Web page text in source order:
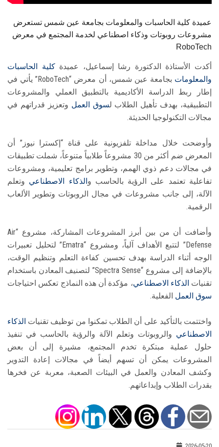
عميدة كلية الحاسبات والمعلومات بجامعة عين شمس تستعرض
مشروعات روبوتات وذكاء اصطناعي لخدمة المجتمع في معرض
RoboTech
أكدت الأستاذة الدكتورة رشا إسماعيل، عميدةكلية الحاسبات
والمعلومات
بجامعة عين شمس، أن معرض “RoboTech” يأتي في
إطار ربط الدراسة الأكاديمية بالتطبيق العملي والمشروعات
التطبيقية، بهدف تأهيل الطلاب لسوق العمل وتعزيز قدراتهم في
مجالات التكنولوجيا الحديثة.
وأوضحت خلال مداخلة تلفزيونية على قناة “إكسترا نيوز” أن
المعرض ضم أكثر من 30 مشروعاً طلابياً متنوعاً، شملت تطبيقات
في مجالات دعم ذوي الهمم، وتطوير برامج تعليمية، ومشروعات
تفاعلية تعتمد على الرؤية بالحاسب والذكاء الاصطناعي وتعلم
الآلة، إلى جانب مشروعات في مجال الروبوتات وتطوير الألعاب
الرقمية.
وأضافت أن من بين أبرز المشروعات المشاركة، مشروع “Air
Defense” لتتبع الأهداف آلياً، ومشروع “Ematra” لتحليل تعبيرات
الوجه أثناء الدراسة بهدف تحسين كفاءة التعلم وتنظيم الوقت،
بالإضافة إلى مشروع “Spectra Sense” لتصنيف المعادن باستخدام
تقنيات الذكاء الاصطناعي، مؤكدة أن هذه النماذج تعكس احتياجات
سوق العمل الفعلية.
واختتمت بالتأكيد على أن الطلاب تمكنوا من توظيف تقنيات الذكاء
الاصطناعي والروبوتات وتعلم الآلة والرؤية بالحاسب في تنفيذ
حلول عملية مبتكرة تخدم المجتمع، مشيرة إلى أن بعض
المشروعات يمكن أن تسهم أيضاً في مجالات إعادة التدوير
وكشف المعادن والعمل في البيئات الصعبة، معربة عن فخرها
بقدرات الطلاب وإبداعاتهم.